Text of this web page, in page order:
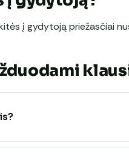
į gydytoją priežasčiai